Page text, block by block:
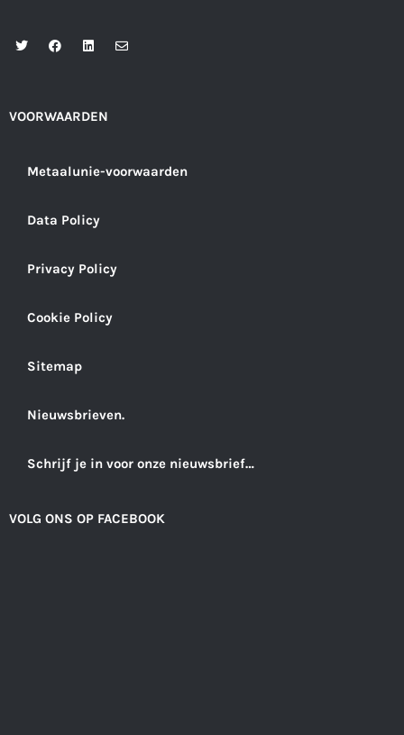
T
w
r
F
a
o
L
i
i
E
n
VOORWAARDEN
Metaalunie-voorwaarden
Data Policy
Privacy Policy
Cookie Policy
Sitemap
Nieuwsbrieven.
Schrijf je in voor onze nieuwsbrief…
VOLG ONS OP FACEBOOK